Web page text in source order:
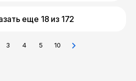
еще 18 из 172
3 4 5 10